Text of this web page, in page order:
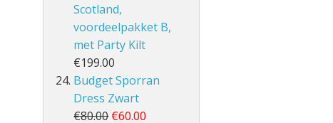
Scotland,
voordeelpakket B,
met Party Kilt
€199.00
Budget Sporran
Dress Zwart
€80.00 €60.00